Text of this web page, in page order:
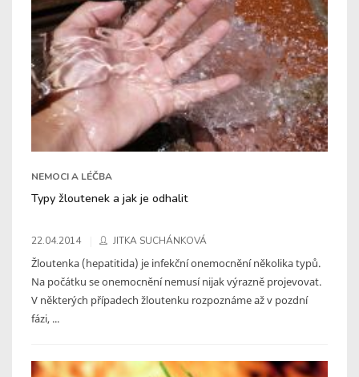
NEMOCI A LÉČBA
Typy žloutenek a jak je odhalit
22.04.2014 JITKA SUCHÁNKOVÁ
Žloutenka (hepatitida) je infekční onemocnění několika typů.
Na počátku se onemocnění nemusí nijak výrazně projevovat.
V některých případech žloutenku rozpoznáme až v pozdní
fázi, ...